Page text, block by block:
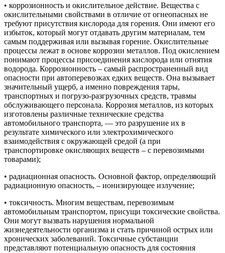
• коррозионность и окислительное действие. Вещества с
окислительными свойствами в отличие от огнеопасных не
требуют присутствия кислорода для горения. Они имеют его
избыток, который могут отдавать другим материалам, тем
самым поддерживая или вызывая горение. Окислительные
процессы лежат в основе коррозии металлов. Под окислением
понимают процессы присоединения кислорода или отнятия
водорода. Коррозионность – самый распространенный вид
опасности при автоперевозках едких веществ. Она вызывает
значительный ущерб, а именно повреждения тары,
транспортных и погрузо-разгрузочных средств, травмы
обслуживающего персонала. Коррозия металлов, из которых
изготовлены различные технические средства
автомобильного транспорта, — это разрушение их в
результате химического или электрохимического
взаимодействия с окружающей средой (а при
транспортировке окисляющих веществ – с перевозимыми
товарами);
• радиационная опасность. Основной фактор, определяющий
радиационную опасность, – ионизирующее излучение;
• токсичность. Многим веществам, перевозимым
автомобильным транспортом, присущи токсические свойства.
Они могут вызвать нарушения нормальной
жизнедеятельности организма и стать причиной острых или
хронических заболеваний. Токсичные субстанции
представляют потенциальную опасность для состояния